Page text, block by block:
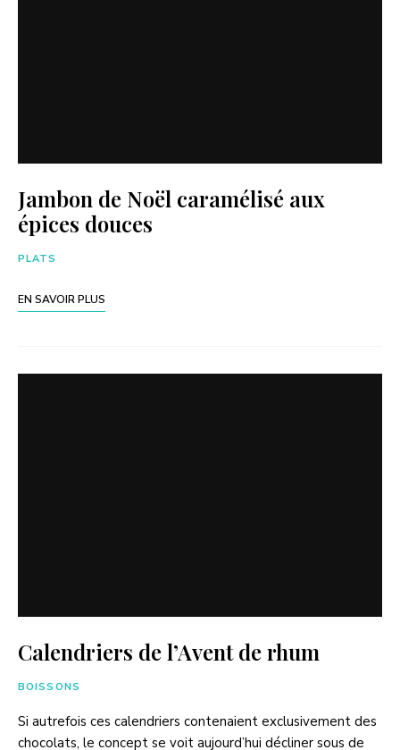
Jambon de Noël caramélisé aux
épices douces
PLATS
EN SAVOIR PLUS
Calendriers de l’Avent de rhum
BOISSONS
Si autrefois ces calendriers contenaient exclusivement des
chocolats, le concept se voit aujourd’hui décliner sous de